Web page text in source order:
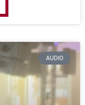
AUDIO